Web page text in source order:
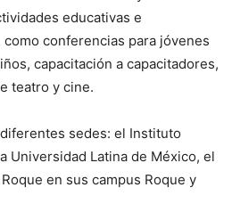
educativas e
conferencias para jóvenes
capacitación a capacitadores,
teatro y cine.
sedes: el Instituto
Universidad Latina de México, el
en sus campus Roque y